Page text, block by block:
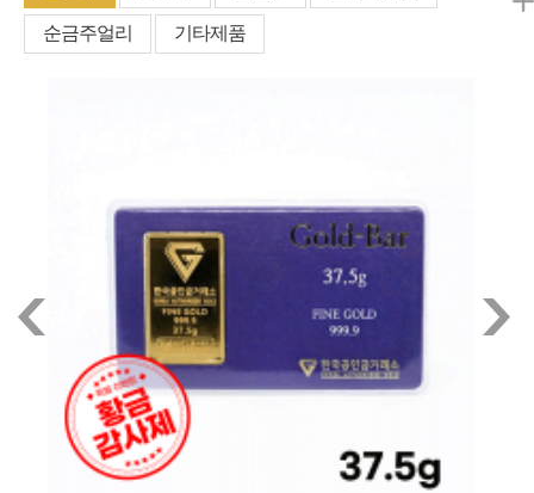
순금주얼리 기타제품